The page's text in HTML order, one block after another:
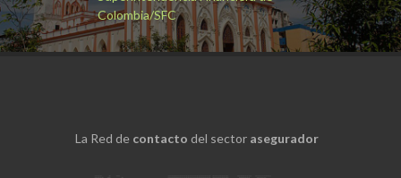
Colombia/SFC
La Red de contacto del sector asegurador